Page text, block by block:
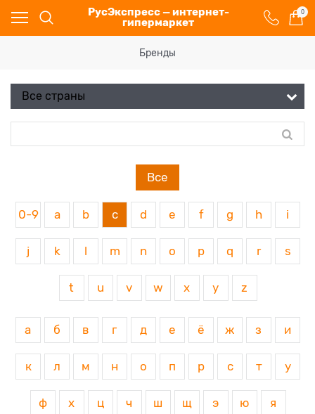
РусЭкспресс — интернет-
гипермаркет
0
Бренды
Все
0-9 a b c d e f g h i
j k m n o p q r s
t u v w x y z
а б в г д е ё ж з и
к л м н о п р с т у
ф х ц ч ш щ э ю я